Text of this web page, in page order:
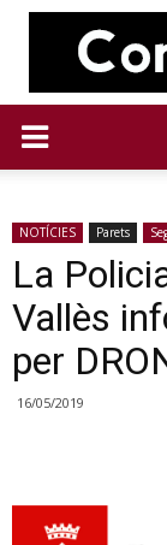
NOTÍCIES Parets
La
Vallès
per
16/05/2019